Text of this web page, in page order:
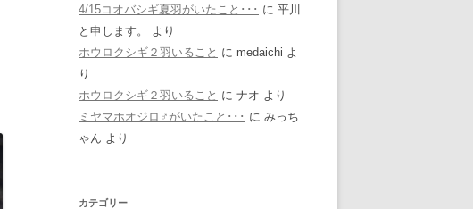
4/15コオバシギ夏羽がいたこと･･･ に 平川
と申します。
より
ホウロクシギ２羽いること に medaichi よ
り
ホウロクシギ２羽いること に ナオ より
ミヤマホオジロ♂がいたこと･･･ に みっち
ゃん より
カテゴリー